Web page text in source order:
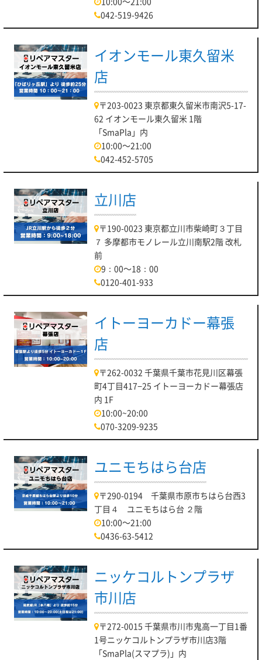
042-519-9426
イオンモール東久留米
店
〒203-0023 東京都東久留米市南沢5-17-
62 イオンモール東久留米 1階
「SmaPla」内
10:00～21:00
042-452-5705
立川店
〒190-0023 東京都立川市柴崎町３丁目
７ 多摩都市モノレール立川南駅2階 改札
前
9：00～18：00
0120-401-933
イトーヨーカドー幕張
店
〒262-0032 千葉県千葉市花見川区幕張
町4丁目417−25 イトーヨーカドー幕張店
内 1F
10:00~20:00
070-3209-9235
ユニモちはら台店
〒290-0194 千葉県市原市ちはら台西3
丁目４ ユニモちはら台 ２階
10:00～21:00
0436-63-5412
ニッケコルトンプラザ
市川店
〒272-0015 千葉県市川市鬼高一丁目1番
1号ニッケコルトンプラザ市川店3階
「SmaPla(スマプラ)」内